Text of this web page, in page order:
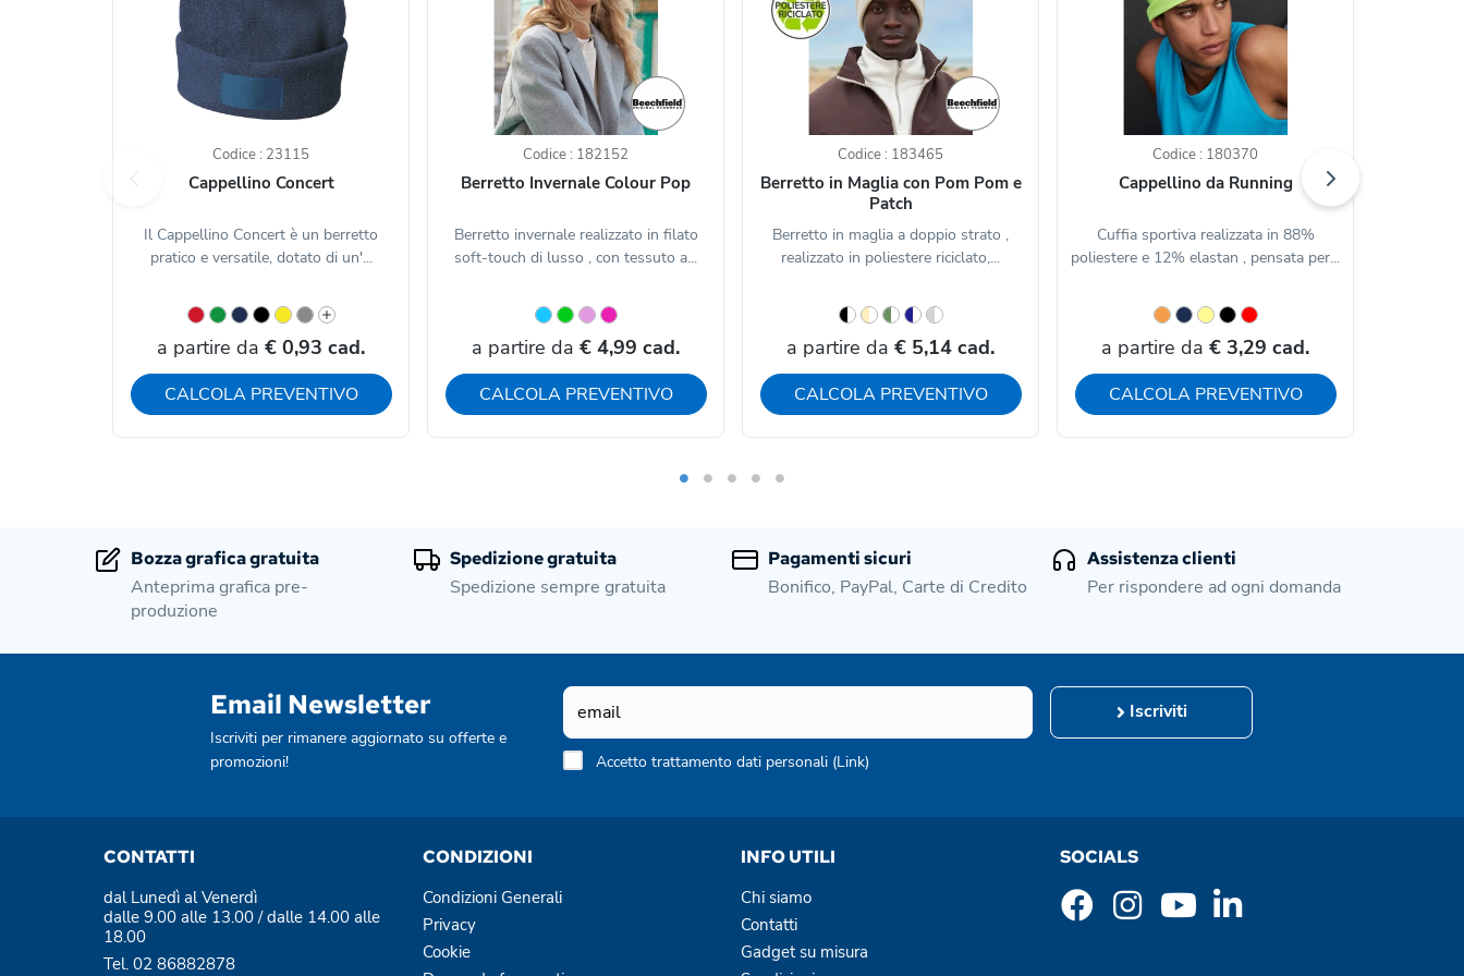
Codice : 23115
Cappellino Concert
Il Cappellino Concert è un berretto
pratico e versatile, dotato di un'...
a partire da € 0,93 cad.
CALCOLA PREVENTIVO
Codice : 182152
Berretto Invernale Colour Pop
Berretto invernale realizzato in filato
soft-touch di lusso , con tessuto a...
a partire da € 4,99 cad.
CALCOLA PREVENTIVO
Codice : 183465
Berretto in Maglia con Pom Pom e
Patch
Berretto in maglia a doppio strato ,
realizzato in poliestere riciclato,...
a partire da € 5,14 cad.
CALCOLA PREVENTIVO
Codice : 180370
Cappellino da Running
Cuffia sportiva realizzata in 88%
poliestere e 12% elastan , pensata per...
a partire da € 3,29 cad.
CALCOLA PREVENTIVO
Bozza grafica gratuita
Anteprima grafica pre-
produzione
Spedizione gratuita
Spedizione sempre gratuita
Pagamenti sicuri
Bonifico, PayPal, Carte di Credito
Assistenza clienti
Per rispondere ad ogni domanda
Email Newsletter
Iscriviti per rimanere aggiornato su offerte e
promozioni!
Iscriviti
Accetto trattamento dati personali (Link)
CONTATTI
dal Lunedì al Venerdì
dalle 9.00 alle 13.00 / dalle 14.00 alle
18.00
Tel. 02 86882878
CONDIZIONI
Condizioni Generali
Privacy
Cookie
INFO UTILI
Chi siamo
Contatti
Gadget su misura
SOCIALS